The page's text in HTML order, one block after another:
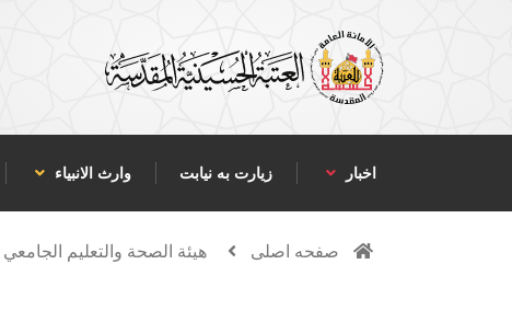
اخبار زیارت به نیابت وارث الانبياء
صفحه اصلی هيئة الصحة والتعليم الجامعي